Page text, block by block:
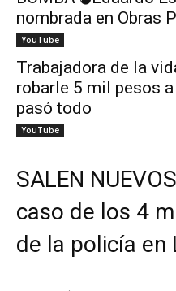
nombrada en Obras
YouTube
Trabajadora de la
robarle 5 mil pesos
pasó todo
YouTube
SALEN
caso de los 4
de la policía en